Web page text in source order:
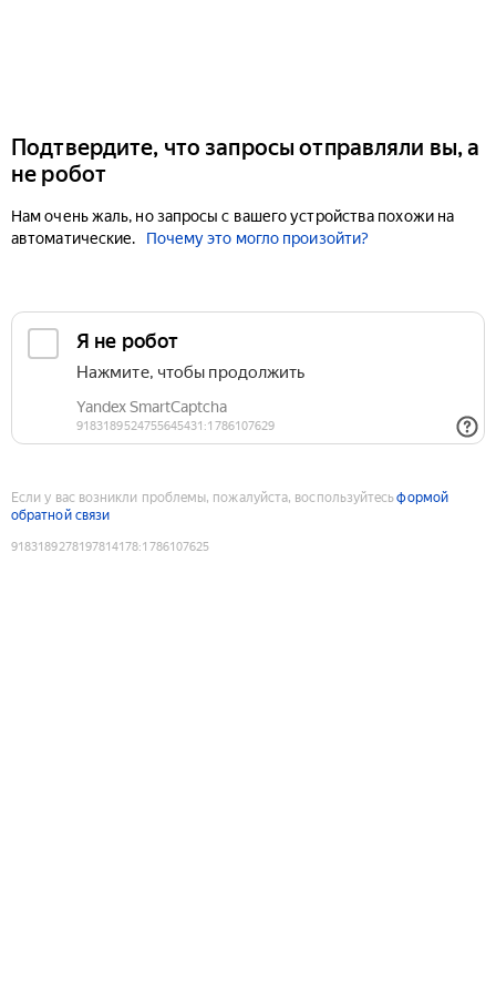
Подтвердите, что запросы отправляли вы, а
не робот
Нам очень жаль, но запросы с вашего устройства похожи на
автоматические.
Почему это могло произойти?
Если у вас возникли проблемы, пожалуйста, воспользуйтесьформой
обратной связи
9183189278197814178:1786107625